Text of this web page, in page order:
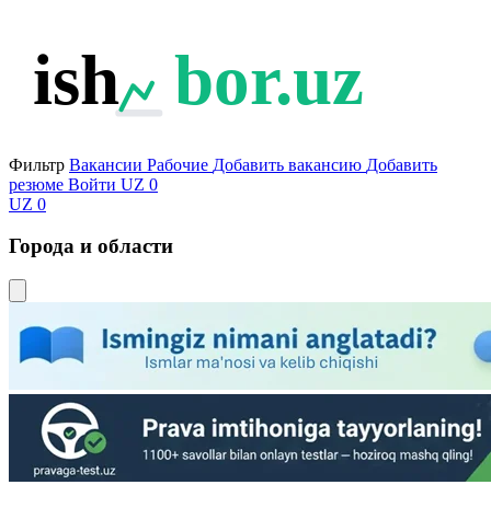
ish bor.uz
Фильтр Вакансии Рабочие Добавить вакансию Добавить
резюме Войти UZ 0
UZ 0
Города и области